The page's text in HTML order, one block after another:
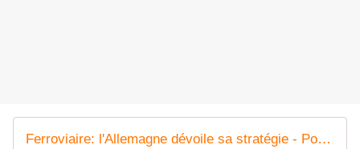
Ferroviaire: l'Allemagne dévoile sa stratégie - Ports et corridors